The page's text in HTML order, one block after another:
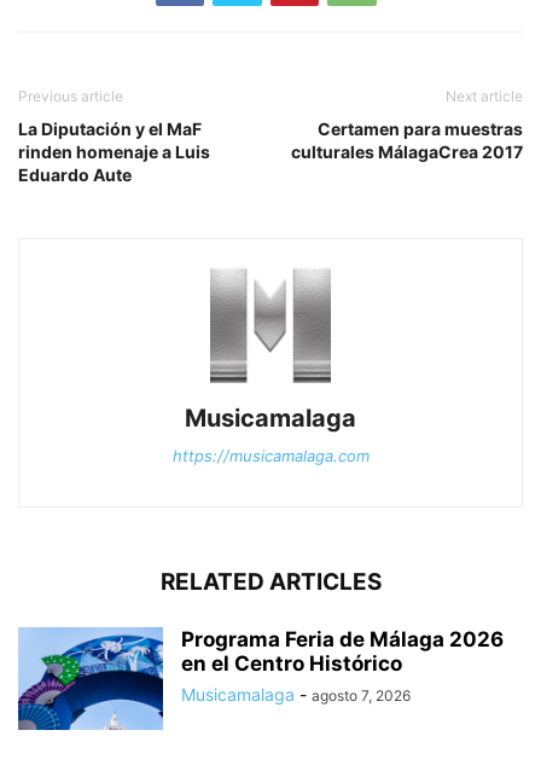
Previous article
La Diputación y el MaF
rinden homenaje a Luis
Eduardo Aute
Next article
Certamen para muestras
culturales MálagaCrea 2017
Musicamalaga
https://musicamalaga.com
RELATED ARTICLES
Programa Feria de Málaga 2026
en el Centro Histórico
Musicamalaga - agosto 7, 2026